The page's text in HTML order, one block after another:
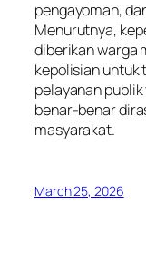
pengayoman,
Menurutnya,
diberikan warga
kepolisian untuk
pelayanan
benar-benar
masyarakat.
March 25, 2026